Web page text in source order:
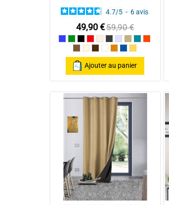
4.7/5 - 6avis
49,90 €59,90 €
BleuVertNoirRouge / Red
LinAnthracite/Dark
PerleEcruBleu
TaupeMasticChocolat
Naturel
Poterie
Pétrole
ocre
Ajouter au panier